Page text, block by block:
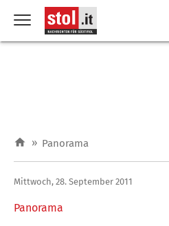
» Panorama
Panorama
Mittwoch, 28. September 2011